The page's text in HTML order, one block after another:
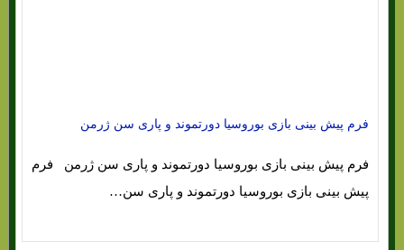
فرم پیش بینی بازی بوروسیا دورتموند و پاری سن ژرمن
فرم پیش بینی بازی بوروسیا دورتموند و پاری سن ژرمن فرم
پیش بینی بازی بوروسیا دورتموند و پاری سن…